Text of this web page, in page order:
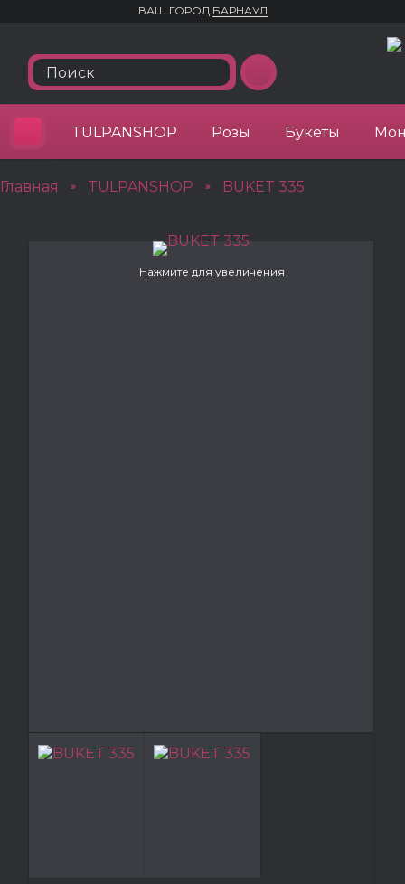
ВАШ ГОРОД БАРНАУЛ
TULPANSHOP Розы Букеты
Главная » TULPANSHOP » BUKET 335
Нажмите для увеличения